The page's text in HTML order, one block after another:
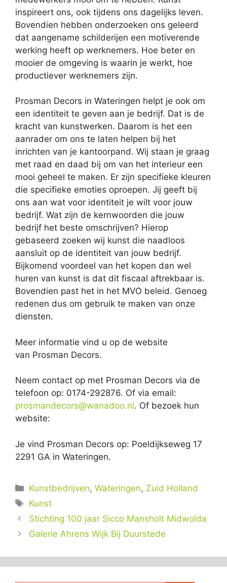
inspireert ons, ook tijdens ons dagelijks leven.
Bovendien hebben onderzoeken ons geleerd
dat aangename schilderijen een motiverende
werking heeft op werknemers. Hoe beter en
mooier de omgeving is waarin je werkt, hoe
productiever werknemers zijn.
Prosman Decors in Wateringen helpt je ook om
een identiteit te geven aan je bedrijf. Dat is de
kracht van kunstwerken. Daarom is het een
aanrader om ons te laten helpen bij het
inrichten van je kantoorpand. Wij staan je graag
met raad en daad bij om van het interieur een
mooi geheel te maken. Er zijn specifieke kleuren
die specifieke emoties oproepen. Jij geeft bij
ons aan wat voor identiteit je wilt voor jouw
bedrijf. Wat zijn de kernwoorden die jouw
bedrijf het beste omschrijven? Hierop
gebaseerd zoeken wij kunst die naadloos
aansluit op de identiteit van jouw bedrijf.
Bijkomend voordeel van het kopen dan wel
huren van kunst is dat dit fiscaal aftrekbaar is.
Bovendien past het in het MVO beleid. Genoeg
redenen dus om gebruik te maken van onze
diensten.
Meer informatie vind u op de website
van Prosman Decors.
Neem contact op met Prosman Decors via de
telefoon op: 0174-292876. Of via email:
prosmandecors@wanadoo.nl. Of bezoek hun
website:
Je vind Prosman Decors op: Poeldijkseweg 17
2291 GA in Wateringen.
Categorieën
Kunstbedrijven,Wateringen, Zuid Holland
Tags
Kunst
Stichting 100 jaar Sicco Mansholt Midwolda
Galerie Ahrens Wijk Bij Duurstede